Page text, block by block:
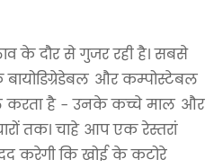
के दौर से गुजर रही है। सबसे
और कम्पोस्टेबल
करता है - उनके कच्चे माल और
तक। चाहे आप एक रेस्तरां
करेगी कि खोई के कटोरे